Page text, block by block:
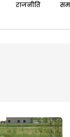
राजनीति